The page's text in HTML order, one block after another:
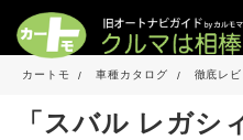
カートモ 車種カタログ 徹底レビ
「スバル レガシ